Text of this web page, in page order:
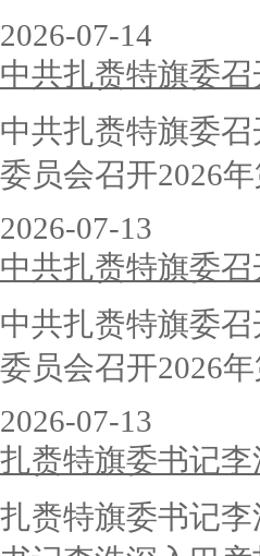
2026-07-14
中共扎赉特旗委
中共扎赉特旗委
委员会召开2026
2026-07-13
中共扎赉特旗委
中共扎赉特旗委
委员会召开2026
2026-07-13
扎赉特旗委书记
扎赉特旗委书记